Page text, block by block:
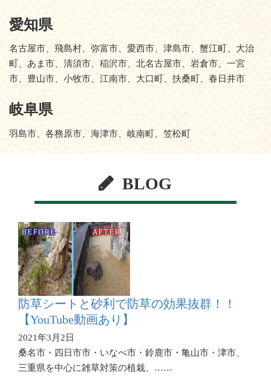
愛知県
名古屋市、飛島村、弥富市、愛西市、津島市、蟹江町、大治
町、あま市、清須市、稲沢市、北名古屋市、岩倉市、一宮
市、豊山市、小牧市、江南市、大口町、扶桑町、春日井市
岐阜県
羽島市、各務原市、海津市、岐南町、笠松町
BLOG
防草シートと砂利で防草の効果抜群！！
【YouTube動画あり】
2021年3月2日
桑名市・四日市市・いなべ市・鈴鹿市・亀山市・津市、
三重県を中心に雑草対策の植栽、……